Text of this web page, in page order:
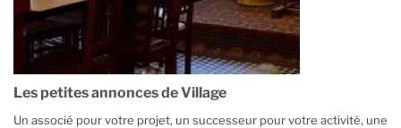
Les petites annonces de Village
Un associé pour votre projet, un successeur pour votre activité, une